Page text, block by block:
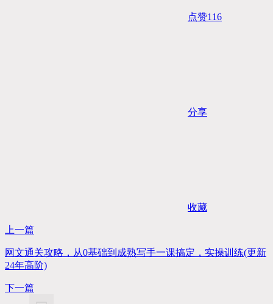
点赞116
分享
收藏
上一篇
网文通关攻略，从0基础到成熟写手一课搞定，实操训练(更新
24年高阶)
下一篇